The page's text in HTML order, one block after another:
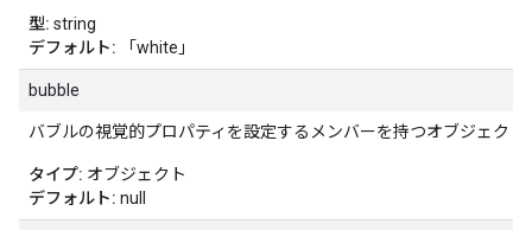
型: string
デフォルト: 「white」
bubble
バブルの視覚的プロパティを設定するメンバーを持つオブジェクト
タイプ: オブジェクト
デフォルト: null